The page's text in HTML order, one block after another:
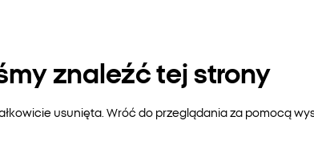
znaleźć tej strony
usunięta. Wróć do przeglądania za pomocą